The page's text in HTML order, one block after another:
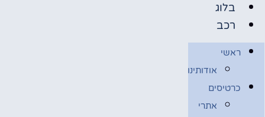
בלוג
רכב
ראשי
אודותינו
כרטיסים
אתרי